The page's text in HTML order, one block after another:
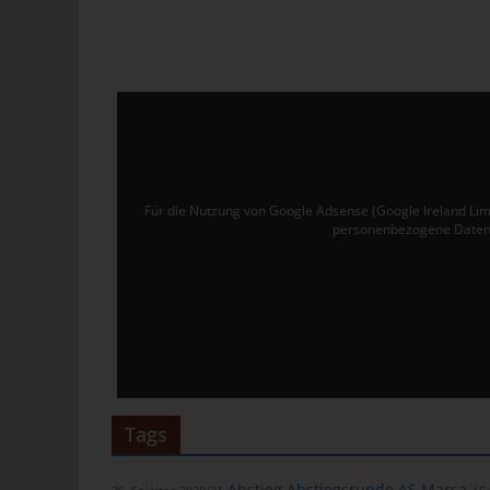
Für die Nutzung von Google Adsense (Google Ireland
personenbezogene
Tags